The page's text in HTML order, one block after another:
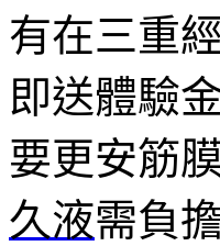
有在三重
即送體驗
要更安筋
久液需負